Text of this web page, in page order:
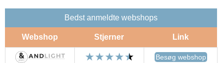
Bedst anmeldte webshops
Webshop Stjerner Link
Besøg webshop